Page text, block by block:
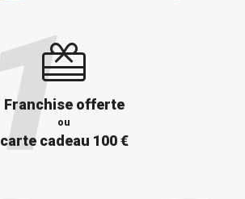
Franchise offerte
ou
carte cadeau 100 €